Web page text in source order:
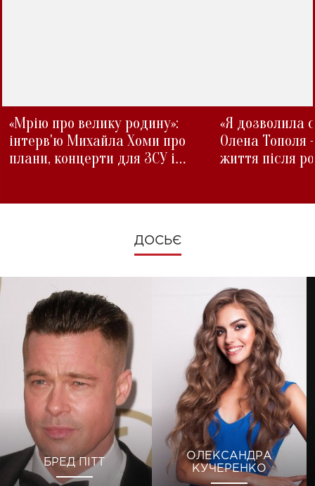
«Мрію про велику родину»:
інтерв'ю Михайла Хоми про
плани, концерти для ЗСУ і
«Я дозволила
Олена Тополя
життя після
ДОСЬЄ
БРЕД ПІТТ
ОЛЕКСАНДРА
КУЧЕРЕНКО